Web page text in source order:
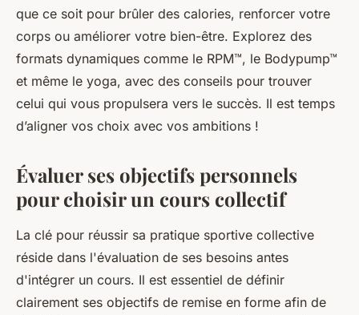
que ce soit pour brûler des calories, renforcer votre
corps ou améliorer votre bien-être. Explorez des
formats dynamiques comme le RPM™, le Bodypump™
et même le yoga, avec des conseils pour trouver
celui qui vous propulsera vers le succès. Il est temps
d’aligner vos choix avec vos ambitions !
Évaluer ses objectifs personnels
pour choisir un cours collectif
La clé pour réussir sa pratique sportive collective
réside dans l'évaluation de ses besoins antes
d'intégrer un cours. Il est essentiel de définir
clairement ses objectifs de remise en forme afin de